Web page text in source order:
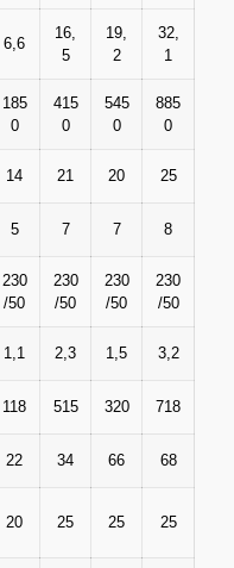
6,6
16,
5
19,
2
32,
1
185
0
415
0
545
0
885
0
14 21 20 25
5 7 7 8
230
/50
230
/50
230
/50
230
/50
1,1 2,3 1,5 3,2
118 515 320 718
22 34 66 68
20 25 25 25